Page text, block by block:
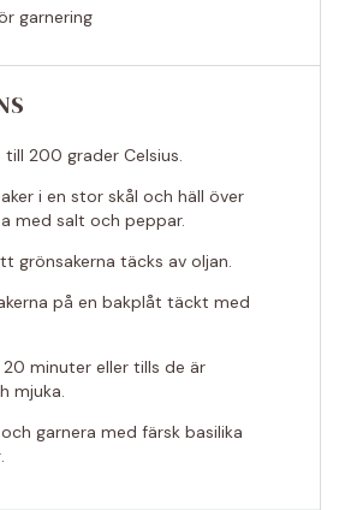
garnering
till 200 grader Celsius.
i en stor skål och häll över
med salt och peppar.
grönsakerna täcks av oljan.
på en bakplåt täckt med
20 minuter eller tills de är
mjuka.
garnera med färsk basilika